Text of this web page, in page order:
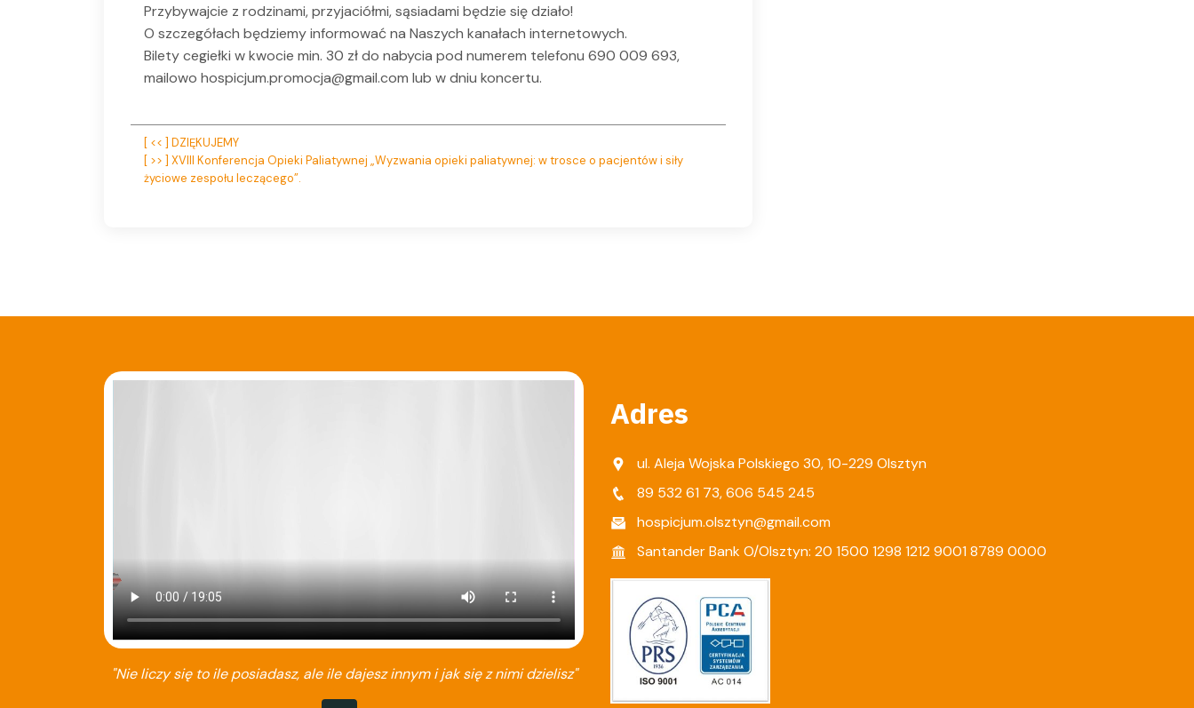
Przybywajcie z rodzinami, przyjaciółmi, sąsiadami będzie się działo!
O szczegółach będziemy informować na Naszych kanałach internetowych.
Bilety cegiełki w kwocie min. 30 zł do nabycia pod numerem telefonu 690 009 693,
mailowo hospicjum.promocja@gmail.com lub w dniu koncertu.
Nawigacja
wpisu
[ << ] DZIĘKUJEMY
[ >> ] XVIII Konferencja Opieki Paliatywnej „Wyzwania opieki paliatywnej: w trosce o pacjentów i siły
życiowe zespołu leczącego”.
"Nie liczy się to ile posiadasz, ale ile dajesz innym i jak się z nimi dzielisz"
Adres
ul. Aleja Wojska Polskiego 30, 10-229 Olsztyn
89 532 61 73,606 545 245
hospicjum.olsztyn@gmail.com
Santander Bank O/Olsztyn: 20 1500 1298 1212 9001 8789 0000